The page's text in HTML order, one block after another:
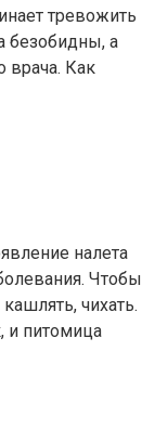
тревожить
безобидны, а
врача. Как
налета
Чтобы
чихать.
и питомица